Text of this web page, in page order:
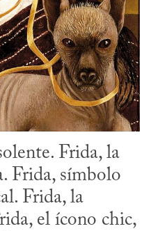
Frida, la
Frida, símbolo
Frida, la
el ícono chic,